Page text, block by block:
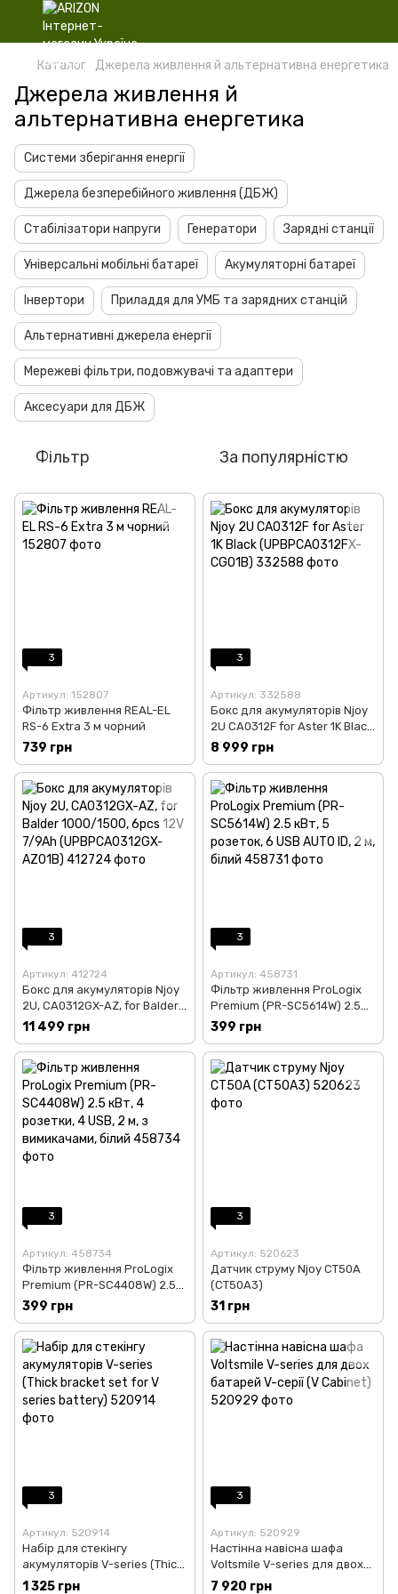
Каталог Джерела живлення й альтернативна енергетика
Джерела живлення й
альтернативна енергетика
Системи зберігання енергії
Джерела безперебійного живлення (ДБЖ)
Стабілізатори напруги Генератори Зарядні станції
Універсальні мобільні батареї Акумуляторні батареї
Інвертори Приладдя для УМБ та зарядних станцій
Альтернативні джерела енергії
Мережеві фільтри, подовжувачі та адаптери
Аксесуари для ДБЖ
Фільтр За популярністю
3
Артикул: 152807
Фільтр живлення REAL-EL
RS-6 Extra 3 м чорний
739 грн
3
Артикул: 332588
Бокс для акумуляторів Njoy
2U CA0312F for Aster 1K Black
(UPBPCA0312FX-CG01B)
8 999 грн
3
Артикул: 412724
Бокс для акумуляторів Njoy
2U, CA0312GX-AZ, for Balder
1000/1500, 6pcs 12V 7/9Ah
(UPBPCA0312GX-AZ01B)
11 499 грн
3
Артикул: 458731
Фільтр живлення ProLogix
Premium (PR-SC5614W) 2.5
кВт, 5 розеток, 6 USB AUTO
ID, 2 м, білий
399 грн
3
Артикул: 458734
Фільтр живлення ProLogix
Premium (PR-SC4408W) 2.5
кВт, 4 розетки, 4 USB, 2 м, з
вимикачами, білий
399 грн
3
Артикул: 520623
Датчик струму Njoy CT50A
(CT50A3)
31 грн
3
Артикул: 520914
Набір для стекінгу
акумуляторів V-series (Thick
bracket set for V series
1 325 грн
3
Артикул: 520929
Настінна навісна шафа
Voltsmile V-series для двох
батарей V-серії (V Cabinet)
7 920 грн